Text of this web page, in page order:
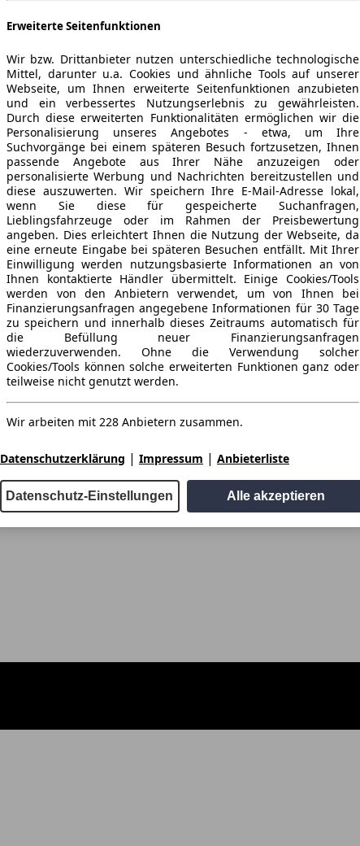
Erweiterte Seitenfunktionen
Wir bzw. Drittanbieter nutzen unterschiedliche technologische
Mittel, darunter u.a. Cookies und ähnliche Tools auf unserer
Webseite, um Ihnen erweiterte Seitenfunktionen anzubieten
und ein verbessertes Nutzungserlebnis zu gewährleisten.
Durch diese erweiterten Funktionalitäten ermöglichen wir die
Personalisierung unseres Angebotes - etwa, um Ihre
Suchvorgänge bei einem späteren Besuch fortzusetzen, Ihnen
passende Angebote aus Ihrer Nähe anzuzeigen oder
personalisierte Werbung und Nachrichten bereitzustellen und
diese auszuwerten. Wir speichern Ihre E-Mail-Adresse lokal,
wenn Sie diese für gespeicherte Suchanfragen,
Lieblingsfahrzeuge oder im Rahmen der Preisbewertung
angeben. Dies erleichtert Ihnen die Nutzung der Webseite, da
eine erneute Eingabe bei späteren Besuchen entfällt. Mit Ihrer
Einwilligung werden nutzungsbasierte Informationen an von
Ihnen kontaktierte Händler übermittelt. Einige Cookies/Tools
werden von den Anbietern verwendet, um von Ihnen bei
Finanzierungsanfragen angegebene Informationen für 30 Tage
zu speichern und innerhalb dieses Zeitraums automatisch für
die Befüllung neuer Finanzierungsanfragen
wiederzuverwenden. Ohne die Verwendung solcher
Cookies/Tools können solche erweiterten Funktionen ganz oder
teilweise nicht genutzt werden.
Wir arbeiten mit 228 Anbietern zusammen.
Datenschutzerklärung | Impressum | Anbieterliste
Datenschutz-Einstellungen Alle akzeptieren